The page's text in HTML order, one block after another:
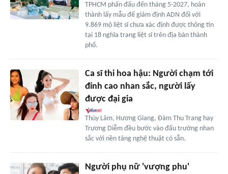
TPHCM phấn đấu đến tháng 5-2027, hoàn
thành lấy mẫu để giám định ADN đối với
9.869 mộ liệt sĩ chưa xác định được thông tin
tại 18 nghĩa trang liệt sĩ trên địa bàn thành
phố.
Ca sĩ thi hoa hậu: Người chạm tới
đỉnh cao nhan sắc, người lấy
được đại gia
Thùy Lâm, Hương Giang, Đàm Thu Trang hay
Trương Diễm đều bước vào đấu trường nhan
sắc với nền tảng nghệ thuật có sẵn.
Người phụ nữ 'vượng phu'